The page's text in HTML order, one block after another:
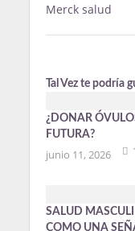
Merck salud
Tal Vez te podría
¿DONAR
FUTURA?
junio 11, 2026
SALUD
COMO UNA